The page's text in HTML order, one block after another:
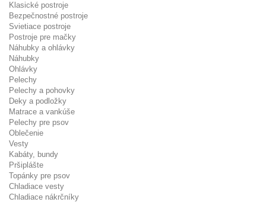
Klasické postroje
Bezpečnostné postroje
Svietiace postroje
Postroje pre mačky
Náhubky a ohlávky
Náhubky
Ohlávky
Pelechy
Pelechy a pohovky
Deky a podložky
Matrace a vankúše
Pelechy pre psov
Oblečenie
Vesty
Kabáty, bundy
Pršiplášte
Topánky pre psov
Chladiace vesty
Chladiace nákrčníky